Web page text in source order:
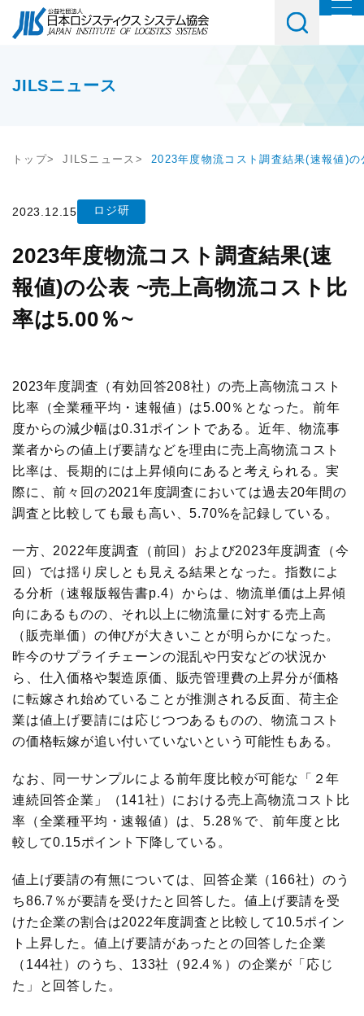
協会について
会員の声
メールマガジン
機関誌
その他
交通アクセス
関連団体・機関
ディスクロージャ情報
お問い合わせ
イベント・講習会・交流会
講座・コース
セミナー
社内教育・コンサル
交流会
テーマ別交流会
企業・大学交流会
新年賀詞交歓会・新春の集い
物流統括管理者連携推進会議
ロジスティクス講演会
改善事例大会・発表会
テーマ別研究会
ロジスティクス強調月間
展示会
国際物流総合展
ロジスティクスソリューションフェア
物流コスト調査
アンケート調査
JILS総研レポート
ロジスティクスコンセプト2030
テーマ別情報
物流の2024年問題
サプライチェーンマネジメント
物流現場改善推進
サステナビリティ
HRM（人的資源管理）
イノベーション推進
ロジスティクスKPI
グローバル
表彰制度
ロジスティクス大賞
物流改善賞
物流現場改善優良認定
ライブラリ
メルマガご購読ご希望の方
メルマガ登録はこちら
入会案内はこちら
JILSニュース
トップ JILSニュース 2023年度物流コスト調査結果(速報値)
2023.12.15 ロジ研
2023年度物流コスト調査結果(速
報値)の公表 ~売上高物流コスト比
率は5.00％~
2023年度調査（有効回答208社）の売上高物流コスト
比率（全業種平均・速報値）は5.00％となった。前年
度からの減少幅は0.31ポイントである。近年、物流事
業者からの値上げ要請などを理由に売上高物流コスト
比率は、長期的には上昇傾向にあると考えられる。実
際に、前々回の2021年度調査においては過去20年間の
調査と比較しても最も高い、5.70%を記録している。
一方、2022年度調査（前回）および2023年度調査（今
回）では揺り戻しとも見える結果となった。指数によ
る分析（速報版報告書p.4）からは、物流単価は上昇傾
向にあるものの、それ以上に物流量に対する売上高
（販売単価）の伸びが大きいことが明らかになった。
昨今のサプライチェーンの混乱や円安などの状況か
ら、仕入価格や製造原価、販売管理費の上昇分が価格
に転嫁され始めていることが推測される反面、荷主企
業は値上げ要請には応じつつあるものの、物流コスト
の価格転嫁が追い付いていないという可能性もある。
なお、同一サンプルによる前年度比較が可能な「２年
連続回答企業」（141社）における売上高物流コスト比
率（全業種平均・速報値）は、5.28％で、前年度と比
較して0.15ポイント下降している。
値上げ要請の有無については、回答企業（166社）のう
ち86.7％が要請を受けたと回答した。値上げ要請を受
けた企業の割合は2022年度調査と比較して10.5ポイン
ト上昇した。値上げ要請があったとの回答した企業
（144社）のうち、133社（92.4％）の企業が「応じ
た」と回答した。